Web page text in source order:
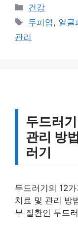
카
테
리
건강
태
그
두피염, 얼굴
관리
두드러
관리 방
러기
두드러기의 12
치료 및 관리 방
부 질환인 두드